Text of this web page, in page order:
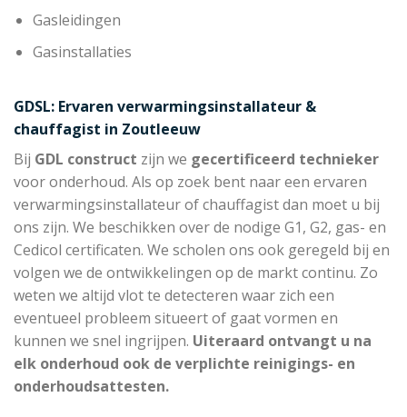
Gasleidingen
Gasinstallaties
GDSL: Ervaren verwarmingsinstallateur &
chauffagist in Zoutleeuw
Bij GDL construct zijn we gecertificeerd technieker
voor onderhoud. Als op zoek bent naar een ervaren
verwarmingsinstallateur of chauffagist dan moet u bij
ons zijn. We beschikken over de nodige G1, G2, gas- en
Cedicol certificaten. We scholen ons ook geregeld bij en
volgen we de ontwikkelingen op de markt continu. Zo
weten we altijd vlot te detecteren waar zich een
eventueel probleem situeert of gaat vormen en
kunnen we snel ingrijpen. Uiteraard ontvangt u na
elk onderhoud ook de verplichte reinigings- en
onderhoudsattesten.